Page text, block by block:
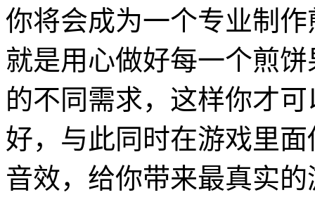
你将会成为一个专业制
就是用心做好每一个煎
的不同需求，这样你才
好，与此同时在游戏里
音效，给你带来最真实